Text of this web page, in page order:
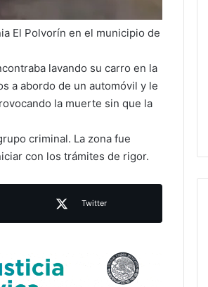
El Polvorín en el municipio de
lavando su carro en la
a abordo de un automóvil y le
la muerte sin que la
criminal. La zona fue
con los trámites de rigor.
Twitter
González destaca impacto del
paso a desnivel en la
Manuel Navarro alista
informe en Soledad y
coordinación con
Mejía inicia diagnóstico en
Tangamanga y defiende
al Cuello:El Huasteco